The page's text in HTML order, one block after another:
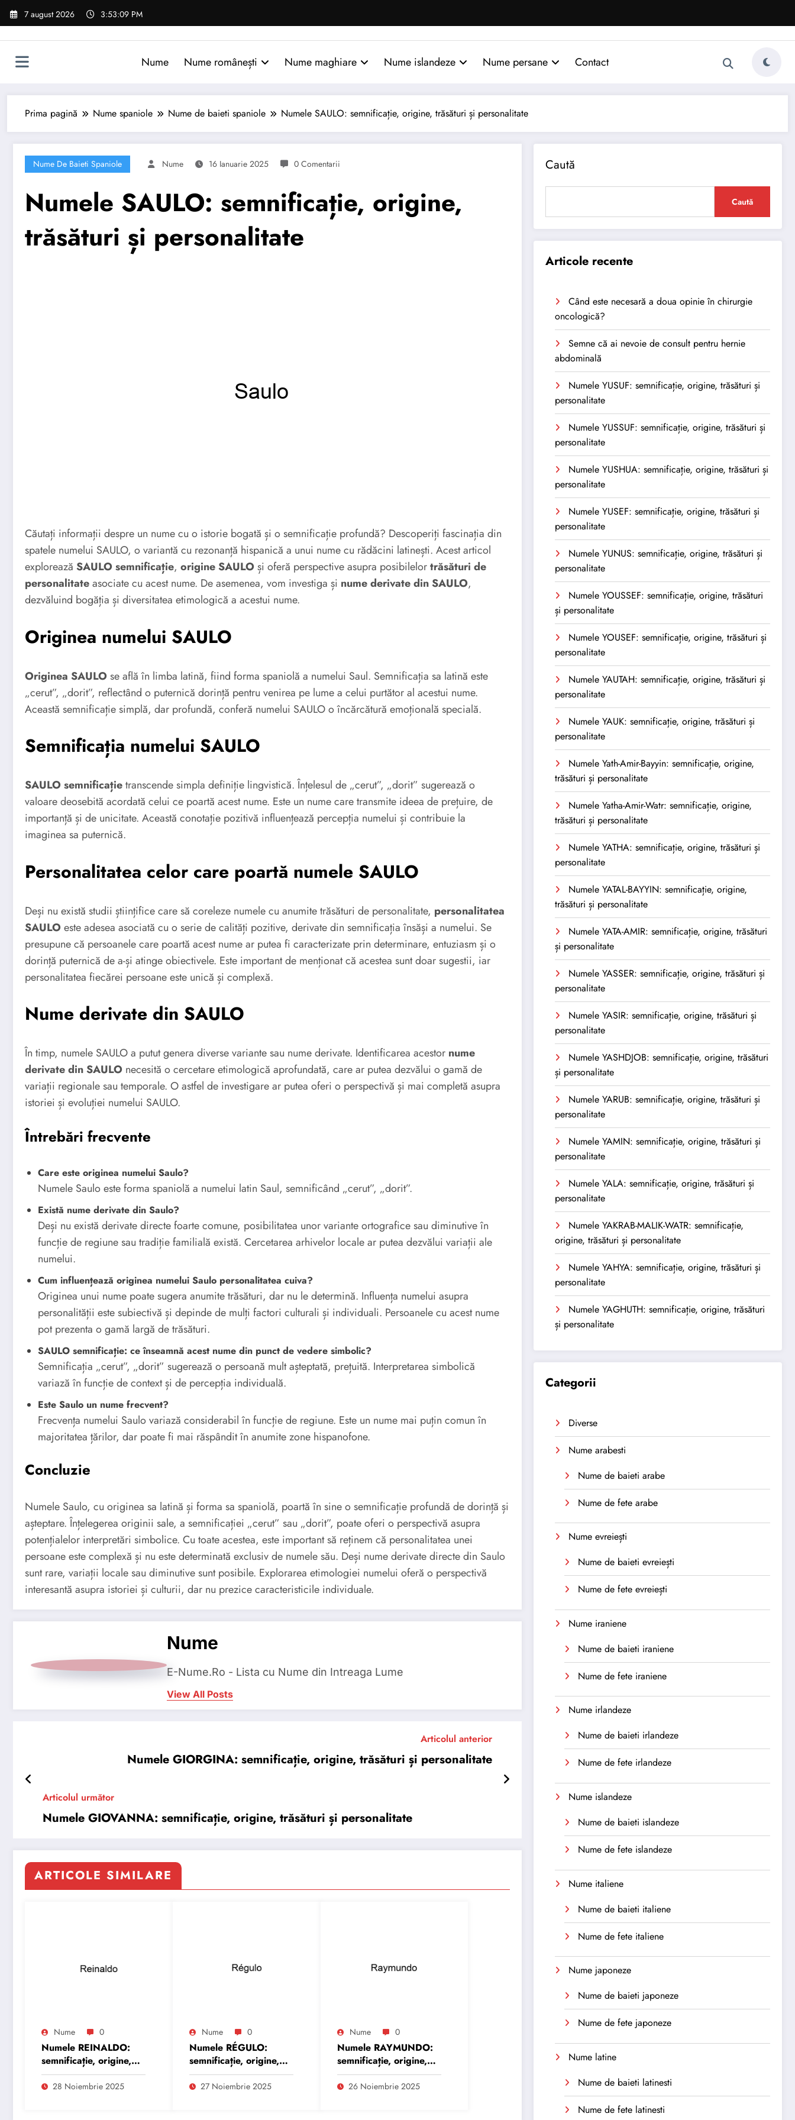
Sari
7 august 2026 3:53:10 PM
Nume Nume românești Nume maghiare Nume islandeze Nume persane Contact
Prima pagină Nume spaniole Nume de baieti spaniole Numele SAULO: semnificație, origine, trăsături și personalitate
Nume De Baieti Spaniole Nume 16 Ianuarie 2025 0 Comentarii
Numele SAULO: semnificație, origine,
trăsături și personalitate
Căutați informații despre un nume cu o istorie bogată și o semnificație profundă? Descoperiți fascinația din
spatele numelui SAULO, o variantă cu rezonanță hispanică a unui nume cu rădăcini latinești. Acest articol
explorează SAULO semnificație, origine SAULOși oferă perspective asupra posibilelortrăsături de
personalitateasociate cu acest nume. De asemenea, vom investiga și nume derivate din SAULO,
dezvăluind bogăția și diversitatea etimologică a acestui nume.
Originea numelui SAULO
Originea SAULOse află în limba latină, fiind forma spaniolă a numelui Saul. Semnificația sa latină este
„cerut”, „dorit”, reflectând o puternică dorință pentru venirea pe lume a celui purtător al acestui nume.
Această semnificație simplă, dar profundă, conferă numelui SAULO o încărcătură emoțională specială.
Semnificația numelui SAULO
SAULO semnificațietranscende simpla definiție lingvistică. Înțelesul de „cerut”, „dorit” sugerează o
valoare deosebită acordată celui ce poartă acest nume. Este un nume care transmite ideea de prețuire, de
importanță și de unicitate. Această conotație pozitivă influențează percepția numelui și contribuie la
imaginea sa puternică.
Personalitatea celor care poartă numele SAULO
Deși nu există studii științifice care să coreleze numele cu anumite trăsături de personalitate, personalitatea
SAULOeste adesea asociată cu o serie de calități pozitive, derivate din semnificația însăși a numelui. Se
presupune că persoanele care poartă acest nume ar putea fi caracterizate prin determinare, entuziasm și o
dorință puternică de a-și atinge obiectivele. Este important de menționat că acestea sunt doar sugestii, iar
personalitatea fiecărei persoane este unică și complexă.
Nume derivate din SAULO
În timp, numele SAULO a putut genera diverse variante sau nume derivate. Identificarea acestor nume
derivate din SAULO necesită o cercetare etimologică aprofundată, care ar putea dezvălui o gamă de
variații regionale sau temporale. O astfel de investigare ar putea oferi o perspectivă și mai completă asupra
istoriei și evoluției numelui SAULO.
Întrebări frecvente
Care este originea numelui Saulo?
Numele Saulo este forma spaniolă a numelui latin Saul, semnificând „cerut”, „dorit”.
Există nume derivate din Saulo?
Deși nu există derivate directe foarte comune, posibilitatea unor variante ortografice sau diminutive în
funcție de regiune sau tradiție familială există. Cercetarea arhivelor locale ar putea dezvălui variații ale
numelui.
Cum influențează originea numelui Saulo personalitatea cuiva?
Originea unui nume poate sugera anumite trăsături, dar nu le determină. Influența numelui asupra
personalității este subiectivă și depinde de mulți factori culturali și individuali. Persoanele cu acest nume
pot prezenta o gamă largă de trăsături.
SAULO semnificație: ce înseamnă acest nume din punct de vedere simbolic?
Semnificația „cerut”, „dorit” sugerează o persoană mult așteptată, prețuită. Interpretarea simbolică
variază în funcție de context și de percepția individuală.
Este Saulo un nume frecvent?
Frecvența numelui Saulo variază considerabil în funcție de regiune. Este un nume mai puțin comun în
majoritatea țărilor, dar poate fi mai răspândit în anumite zone hispanofone.
Concluzie
Numele Saulo, cu originea sa latină și forma sa spaniolă, poartă în sine o semnificație profundă de dorință și
așteptare. Înțelegerea originii sale, a semnificației „cerut” sau „dorit”, poate oferi o perspectivă asupra
potențialelor interpretări simbolice. Cu toate acestea, este important să reținem că personalitatea unei
persoane este complexă și nu este determinată exclusiv de numele său. Deși nume derivate directe din Saulo
sunt rare, variații locale sau diminutive sunt posibile. Explorarea etimologiei numelui oferă o perspectivă
interesantă asupra istoriei și culturii, dar nu prezice caracteristicile individuale.
Nume
E-Nume.Ro - Lista cu Nume din Intreaga Lume
View All Posts
Articolul anterior
Numele GIORGINA: semnificație, origine, trăsături și personalitate
Articolul următor
Numele GIOVANNA: semnificație, origine, trăsături și personalitate
ARTICOLE SIMILARE
Nume 0
Numele REINALDO:
semnificație, origine,
trăsături și
personalitate
28 Noiembrie 2025
Nume 0
Numele RÉGULO:
semnificație, origine,
trăsături și
personalitate
27 Noiembrie 2025
Nume 0
Numele RAYMUNDO:
semnificație, origine,
trăsături și
personalitate
26 Noiembrie 2025
Caută
Caută
Articole recente
Când este necesară a doua opinie în chirurgie
oncologică?
Semne că ai nevoie de consult pentru hernie
abdominală
Numele YUSUF: semnificație, origine, trăsături și
personalitate
Numele YUSSUF: semnificație, origine, trăsături și
personalitate
Numele YUSHUA: semnificație, origine, trăsături și
personalitate
Numele YUSEF: semnificație, origine, trăsături și
personalitate
Numele YUNUS: semnificație, origine, trăsături și
personalitate
Numele YOUSSEF: semnificație, origine, trăsături
și personalitate
Numele YOUSEF: semnificație, origine, trăsături și
personalitate
Numele YAUTAH: semnificație, origine, trăsături și
personalitate
Numele YAUK: semnificație, origine, trăsături și
personalitate
Numele Yath-Amir-Bayyin: semnificație, origine,
trăsături și personalitate
Numele Yatha-Amir-Watr: semnificație, origine,
trăsături și personalitate
Numele YATHA: semnificație, origine, trăsături și
personalitate
Numele YATAL-BAYYIN: semnificație, origine,
trăsături și personalitate
Numele YATA-AMIR: semnificație, origine, trăsături
și personalitate
Numele YASSER: semnificație, origine, trăsături și
personalitate
Numele YASIR: semnificație, origine, trăsături și
personalitate
Numele YASHDJOB: semnificație, origine, trăsături
și personalitate
Numele YARUB: semnificație, origine, trăsături și
personalitate
Numele YAMIN: semnificație, origine, trăsături și
personalitate
Numele YALA: semnificație, origine, trăsături și
personalitate
Numele YAKRAB-MALIK-WATR: semnificație,
origine, trăsături și personalitate
Numele YAHYA: semnificație, origine, trăsături și
personalitate
Numele YAGHUTH: semnificație, origine, trăsături
și personalitate
Categorii
Diverse
Nume arabesti
Nume de baieti arabe
Nume de fete arabe
Nume evreiești
Nume de baieti evreiești
Nume de fete evreiești
Nume iraniene
Nume de baieti iraniene
Nume de fete iraniene
Nume irlandeze
Nume de baieti irlandeze
Nume de fete irlandeze
Nume islandeze
Nume de baieti islandeze
Nume de fete islandeze
Nume italiene
Nume de baieti italiene
Nume de fete italiene
Nume japoneze
Nume de baieti japoneze
Nume de fete japoneze
Nume latine
Nume de baieti latinesti
Nume de fete latinesti